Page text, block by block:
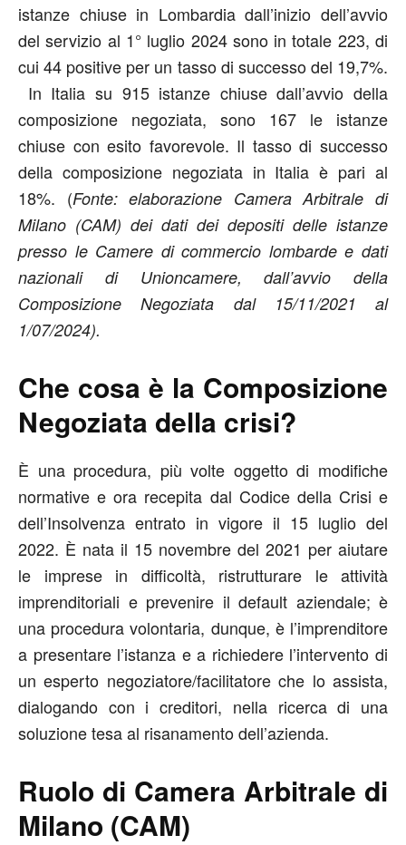
istanze chiuse in Lombardia dall’inizio dell’avvio
del servizio al 1° luglio 2024 sono in totale 223, di
cui 44 positive per un tasso di successo del 19,7%.
In Italia su 915 istanze chiuse dall’avvio della
composizione negoziata, sono 167 le istanze
chiuse con esito favorevole. Il tasso di successo
della composizione negoziata in Italia è pari al
18%. (Fonte: elaborazione Camera Arbitrale di
Milano (CAM) dei dati dei depositi delle istanze
presso le Camere di commercio lombarde e dati
nazionali di Unioncamere, dall’avvio della
Composizione Negoziata dal 15/11/2021 al
1/07/2024).
Che cosa è la Composizione
Negoziata della crisi?
È una procedura, più volte oggetto di modifiche
normative e ora recepita dal Codice della Crisi e
dell’Insolvenza entrato in vigore il 15 luglio del
2022. È nata il 15 novembre del 2021 per aiutare
le imprese in difficoltà, ristrutturare le attività
imprenditoriali e prevenire il default aziendale; è
una procedura volontaria, dunque, è l’imprenditore
a presentare l’istanza e a richiedere l’intervento di
un esperto negoziatore/facilitatore che lo assista,
dialogando con i creditori, nella ricerca di una
soluzione tesa al risanamento dell’azienda.
Ruolo di Camera Arbitrale di
Milano (CAM)